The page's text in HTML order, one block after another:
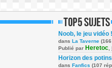
Noob, le jeu vidéo !
dans La Taverne
Publié par Heretoc
Horizon des potins
dans Fanfics (107